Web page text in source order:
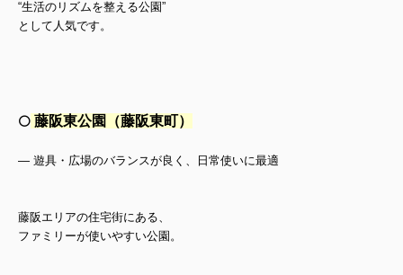
“生活のリズムを整える公園”
として人気です。
⚪️ 藤阪東公園（藤阪東町）
— 遊具・広場のバランスが良く、日常使いに最適
藤阪エリアの住宅街にある、
ファミリーが使いやすい公園。